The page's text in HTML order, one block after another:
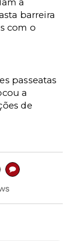
barreira
com o
passeatas
a
de